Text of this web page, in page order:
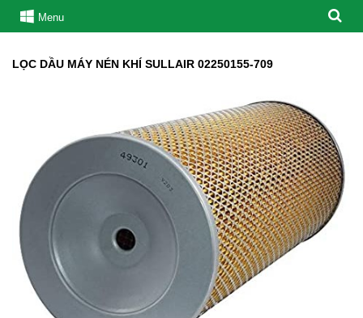
Menu
LỌC DẦU MÁY NÉN KHÍ SULLAIR 02250155-709